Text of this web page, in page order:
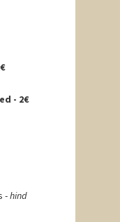
- 2€
-hind